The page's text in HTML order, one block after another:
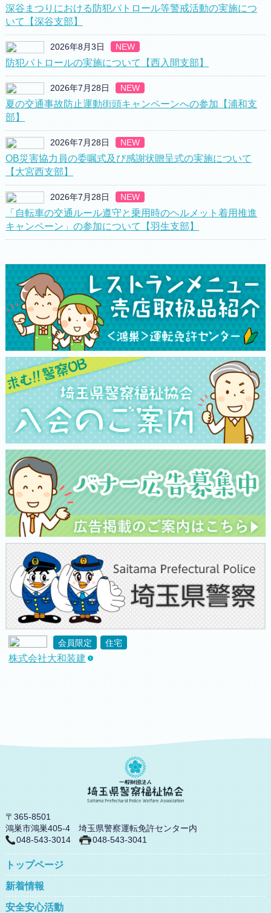
深谷まつりにおける防犯パトロール等警戒活動の実施につ
いて【深谷支部】
2026年8月3日 NEW
防犯パトロールの実施について【西入間支部】
2026年7月28日 NEW
夏の交通事故防止運動街頭キャンペーンへの参加【浦和支
部】
2026年7月28日 NEW
OB災害協力員の委嘱式及び感謝状贈呈式の実施について
【大宮西支部】
2026年7月28日 NEW
「自転車の交通ルール遵守と乗用時のヘルメット着用推進
キャンペーン」の参加について【羽生支部】
会員限定 住宅
株式会社大和装建
〒365-8501
鴻巣市鴻巣405-4 埼玉県警察運転免許センター内
048-543-3014
048-543-3041
トップページ
新着情報
安全安心活動